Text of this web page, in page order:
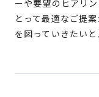
ーや要望のヒアリ
とって最適なご提
を図っていきたいと